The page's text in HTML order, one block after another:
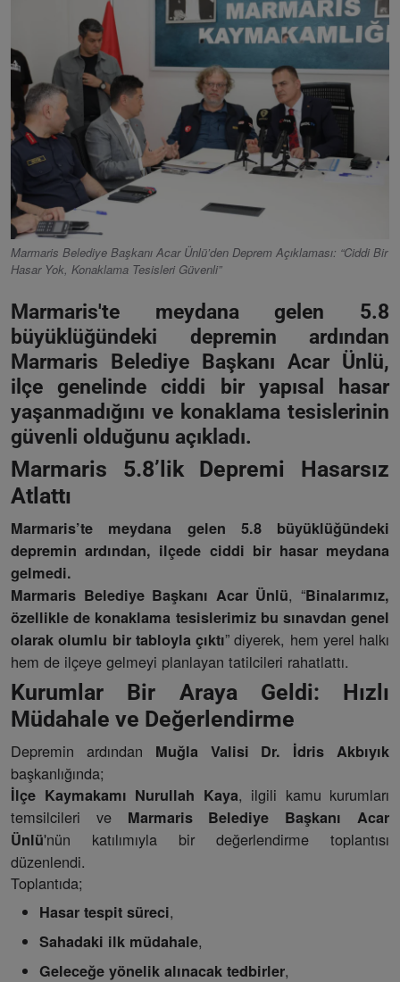
Marmaris Belediye Başkanı Acar Ünlü’den Deprem Açıklaması: “Ciddi Bir
Hasar Yok, Konaklama Tesisleri Güvenli”
Marmaris'te meydana gelen 5.8
büyüklüğündeki depremin ardından
Marmaris Belediye Başkanı Acar Ünlü,
ilçe genelinde ciddi bir yapısal hasar
yaşanmadığını ve konaklama tesislerinin
güvenli olduğunu açıkladı.
Marmaris 5.8’lik Depremi Hasarsız
Atlattı
Marmaris’te meydana gelen 5.8 büyüklüğündeki
depremin ardından, ilçede ciddi bir hasar meydana
gelmedi.
Marmaris Belediye Başkanı Acar Ünlü, “Binalarımız,
özellikle de konaklama tesislerimiz bu sınavdan genel
olarak olumlu bir tabloyla çıktı” diyerek, hem yerel halkı
hem de ilçeye gelmeyi planlayan tatilcileri rahatlattı.
Kurumlar Bir Araya Geldi: Hızlı
Müdahale ve Değerlendirme
Depremin ardından Muğla Valisi Dr. İdris Akbıyık
başkanlığında;
İlçe Kaymakamı Nurullah Kaya, ilgili kamu kurumları
temsilcileri ve Marmaris Belediye Başkanı Acar
Ünlü'nün katılımıyla bir değerlendirme toplantısı
düzenlendi.
Toplantıda;
Hasar tespit süreci,
Sahadaki ilk müdahale,
Geleceğe yönelik alınacak tedbirler,